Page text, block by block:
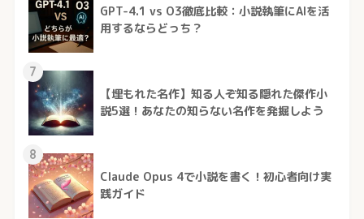
GPT-4.1 vs O3徹底比較：小説執筆にAIを活
用するならどっち？
7
【埋もれた名作】知る人ぞ知る隠れた傑作小
説5選！あなたの知らない名作を発掘しよう
8
Claude Opus 4で小説を書く！初心者向け実
践ガイド